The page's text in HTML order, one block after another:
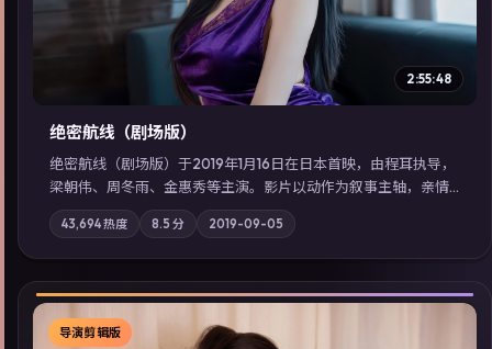
2:55:48
绝密航线（剧场版）
绝密航线（剧场版）于2019年1月16日在日本首映，由程耳执导，
梁朝伟、周冬雨、金惠秀等主演。影片以动作为叙事主轴，亲情
与职责必须在倒计时结束前做出抉择；摄影与配乐强化地域气
质；站内亦可通过「国产免费观看高清电视剧在线看」延展检索
同类型高分佳作，畅享高清在线追剧体验。
43,694热度 8.5 分 2019-09-05
导演剪辑版